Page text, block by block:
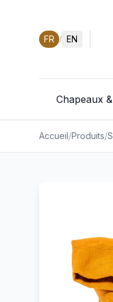
FR / EN
Chapeaux
Accueil/Produits/